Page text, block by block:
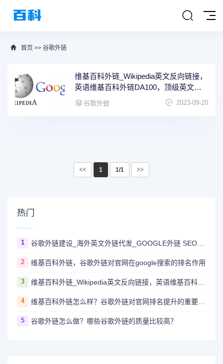
首页 >> 谷歌外链
维基百科外链_Wikipedia英文反向链接，
英语维基百科外链DA100，顶级英文外
链
谷歌外链 2023-09-20
<< 1 1/1 >>
热门
1 谷歌外链建设_海外英文外链代发_GOOGLE外链 SEO_谷歌Backlinks
2 维基百科外链，谷歌外链对官网在google搜索的排名作用
3 维基百科外链_Wikipedia英文反向链接，英语维基百科外链DA100，顶级英文外链
4 维基百科外链怎么样？谷歌外链对官网排名提升的重要作用？
5 谷歌外链怎么做？哪些谷歌外链的质量比较高？